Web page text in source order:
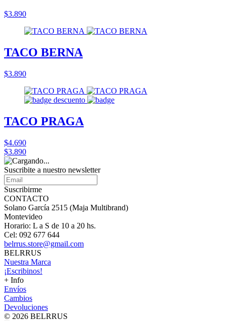
$3.890
TACO BERNA
$3.890
TACO PRAGA
$4.690
$3.890
Suscribite a nuestro newsletter
Suscribirme
CONTACTO
Solano García 2515 (Maja Multibrand)
Montevideo
Horario: L a S de 10 a 20 hs.
Cel: 092 677 644
belrrus.store@gmail.com
BELRRUS
Nuestra Marca
¡Escribinos!
+ Info
Envíos
Cambios
Devoluciones
© 2026 BELRRUS